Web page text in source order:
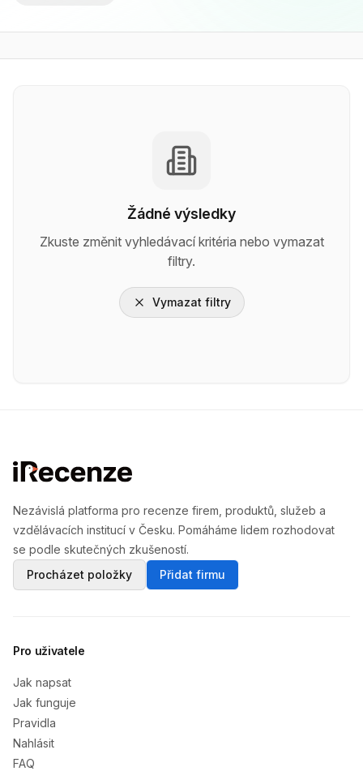
Žádné výsledky
Zkuste změnit vyhledávací kritéria nebo vymazat
filtry.
Vymazat filtry
Nezávislá platforma pro recenze firem, produktů, služeb a
vzdělávacích institucí v Česku. Pomáháme lidem rozhodovat
se podle skutečných zkušeností.
Procházet položky
Přidat firmu
Pro uživatele
Jak napsat
Jak funguje
Pravidla
Nahlásit
FAQ